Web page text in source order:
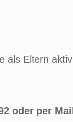
als Eltern
oder per